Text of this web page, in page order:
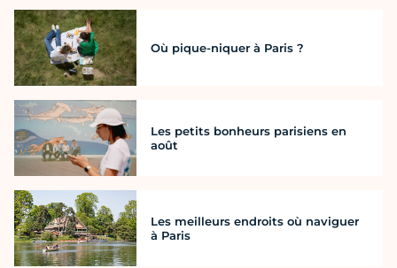
Où pique-niquer à Paris ?
Les petits bonheurs parisiens en
août
Les meilleurs endroits où naviguer
à Paris